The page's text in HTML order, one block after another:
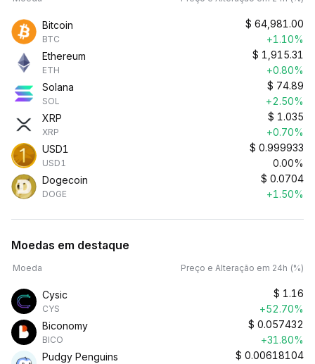
Bitcoin
BTC
$ 64,981.00
+1.10%
Ethereum
ETH
$ 1,915.31
+0.80%
Solana
SOL
$ 74.89
+2.50%
XRP
XRP
$ 1.035
+0.70%
USD1
USD1
$ 0.999933
0.00%
Dogecoin
DOGE
$ 0.0704
+1.50%
Moedas em destaque
Moeda Preço e Alteração em 24h (%)
Cysic
CYS
$ 1.16
+52.70%
Biconomy
BICO
$ 0.057432
+31.80%
Pudgy Penguins
$ 0.00618104